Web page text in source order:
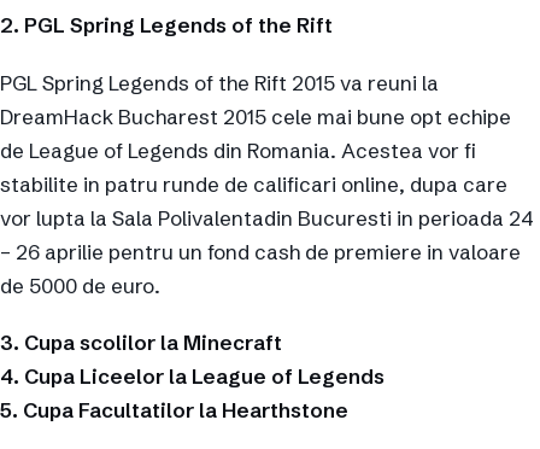
2. PGL Spring Legends of the Rift
PGL Spring Legends of the Rift 2015 va reuni la
DreamHack Bucharest 2015 cele mai bune opt echipe
de League of Legends din Romania. Acestea vor fi
stabilite in patru runde de calificari online, dupa care
vor lupta la Sala Polivalentadin Bucuresti in perioada 24
– 26 aprilie pentru un fond cash de premiere in valoare
de 5000 de euro.
3. Cupa scolilor la Minecraft
4. Cupa Liceelor la League of Legends
5. Cupa Facultatilor la Hearthstone